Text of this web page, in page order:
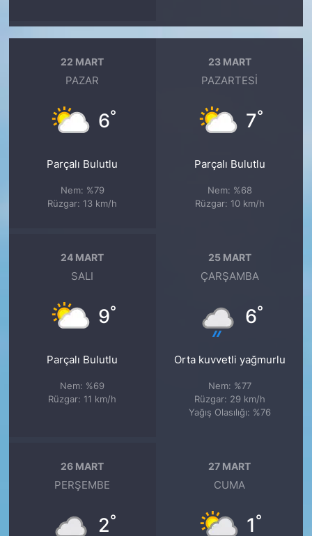
22 MART
PAZAR
6°
Parçalı Bulutlu
Nem: %79
Rüzgar: 13 km/h
23 MART
PAZARTESI
7°
Parçalı Bulutlu
Nem: %68
Rüzgar: 10 km/h
24 MART
SALI
9°
Parçalı Bulutlu
Nem: %69
Rüzgar: 11 km/h
25 MART
ÇARŞAMBA
6°
Orta kuvvetli yağmurlu
Nem: %77
Rüzgar: 29 km/h
Yağış Olasılığı: %76
26 MART
PERŞEMBE
2°
27 MART
CUMA
1°